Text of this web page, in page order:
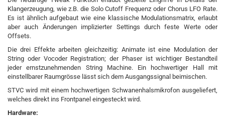
Klangerzeugung, wie z.B. die Solo Cutoff Frequenz oder Chorus LFO Rate.
Es ist ähnlich aufgebaut wie eine klassische Modulationsmatrix, erlaubt
aber auch Änderungen implizierter Settings durch feste Werte oder
Offsets.
Die drei Effekte arbeiten gleichzeitig: Animate ist eine Modulation der
String oder Vocoder Registration; der Phaser ist wichtiger Bestandteil
jeder ernstzunehmenden String Machine. Ein hochwertiger Hall mit
einstellbarer Raumgrösse lässt sich dem Ausgangssignal beimischen.
STVC wird mit einem hochwertigen Schwanenhalsmikrofon ausgeliefert,
welches direkt ins Frontpanel eingesteckt wird.
Hardware: